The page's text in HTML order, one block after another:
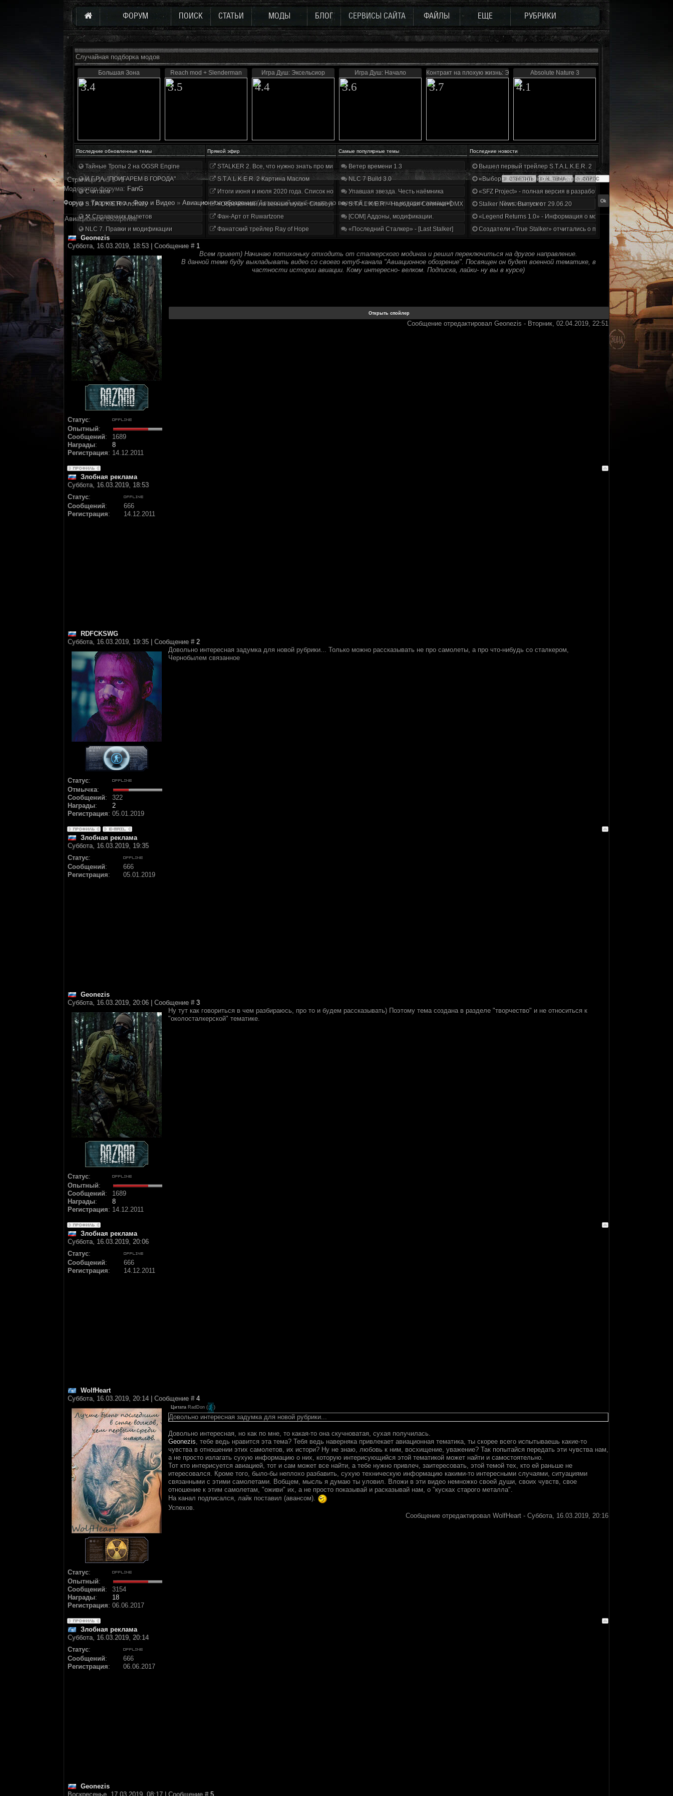
ФОРУМ ПОИСК СТАТЬИ МОДЫ БЛОГ СЕРВИСЫ САЙТА ФАЙЛЫ ЕЩЕ РУБРИКИ
Случайная подборка модов
Большая Зона
3.4
Reach mod + Slenderman
3.5
Игра Душ: Эксельсиор
4.4
Игра Душ: Начало
3.6
Контракт на плохую жизнь: Эффект бабочки
3.7
Absolute Nature 3
4.1
Последние обновленные темы Прямой эфир Самые популярные темы Последние новости
Тайные Тропы 2 на OGSR Engine
И.Г.Р.А. "ПОИГАРЕМ В ГОРОДА"
Считаем
S.T.A.L.K.E.R. Anomaly
⚒ Справочник вылетов
NLC 7. Правки и модификации
STALKER 2. Все, что нужно знать про мир, геймплей и сюжет | Разбор трейлера
S.T.A.L.K.E.R. 2 Картина Маслом
Итоги июня и июля 2020 года. Список нововведений
«Обречённый на вечные муки». Слабоумие и отвага
Фан-Арт от Ruwartzone
Фанатский трейлер Ray of Hope
Ветер времени 1.3
NLC 7 Build 3.0
Упавшая звезда. Честь наёмника
S.T.A.L.K.E.R. - Народная Солянка+DMX 1.3.5.ООП.МА.К.
[COM] Аддоны, модификации.
«Последний Сталкер» - [Last Stalker]
Вышел первый трейлер S.T.A.L.K.E.R. 2
«Выбор» - четвертый отчет о разработке!
«SFZ Project» - полная версия в разработке!
Stalker News. Выпуск от 29.06.20
«Legend Returns 1.0» - Информация о моде за июнь 2020
Создатели «True Stalker» отчитались о проделанной работе
Страница1из1
1
Модератор форума: FanG
Форум » Творчество » Фото и Видео » Авиационное обозрение (Авторский ютуб-канал по военной тематике и истории авиации)
Авиационное обозрение
Geonezis
Суббота, 16.03.2019, 18:53 | Сообщение # 1
Статус:
Опытный:
Сообщений:
1689
Награды:
8
Регистрация: 14.12.2011
Всем привет) Начинаю потихоньку отходить от сталкерского модинга и решил переключиться на другое направление.
В данной теме буду выкладывать видео со своего ютуб-канала "Авиационное обозрение". Посвящен он будет военной тематике, в
частности истории авиации. Кому интересно- велком. Подписка, лайки- ну вы в курсе)
Сообщение отредактировал Geonezis - Вторник, 02.04.2019, 22:51
Злобная реклама
Суббота, 16.03.2019, 18:53
Статус:
Сообщений:
666
Регистрация: 14.12.2011
RDFCKSWG
Суббота, 16.03.2019, 19:35 | Сообщение # 2
Статус:
Отмычка:
Сообщений:
322
Награды:
2
Регистрация: 05.01.2019
Довольно интересная задумка для новой рубрики... Только можно рассказывать не про самолеты, а про что-нибудь со сталкером,
Чернобылем связанное
Злобная реклама
Суббота, 16.03.2019, 19:35
Статус:
Сообщений:
666
Регистрация: 05.01.2019
Geonezis
Суббота, 16.03.2019, 20:06 | Сообщение # 3
Статус:
Опытный:
Сообщений:
1689
Награды:
8
Регистрация: 14.12.2011
Ну тут как говориться в чем разбираюсь, про то и будем рассказывать) Поэтому тема создана в разделе "творчество" и не относиться к
"околосталкерской" тематике.
Злобная реклама
Суббота, 16.03.2019, 20:06
Статус:
Сообщений:
666
Регистрация: 14.12.2011
WolfHeart
Суббота, 16.03.2019, 20:14 | Сообщение # 4
Статус:
Опытный:
Сообщений:
3154
Награды:
18
Регистрация: 06.06.2017
Цитата RadDon ( )
Довольно интересная задумка для новой рубрики...
Довольно интересная, но как по мне, то какая-то она скучноватая, сухая получилась.
Geonezis, тебе ведь нравится эта тема? Тебя ведь наверняка привлекает авиационная тематика, ты скорее всего испытываешь какие-то
чувства в отношении этих самолетов, их истори? Ну не знаю, любовь к ним, восхищение, уважение? Так попытайся передать эти чувства нам,
а не просто излагать сухую информацию о них, которую интерисующийся этой тематикой может найти и самостоятельно.
Тот кто интерисуется авиацией, тот и сам может все найти, а тебе нужно привлеч, заитересовать, этой темой тех, кто ей раньше не
итересовался. Кроме того, было-бы неплохо разбавить, сухую техническую информацию какими-то интересными случаями, ситуациями
связанными с этими самолетами. Вобщем, мысль я думаю ты уловил. Вложи в эти видео немножко своей души, своих чувств, свое
отношение к этим самолетам, "оживи" их, а не просто показывай и расказывай нам, о "кусках старого металла".
На канал подписался, лайк поставил (авансом).
Успехов.
Сообщение отредактировал WolfHeart - Суббота, 16.03.2019, 20:16
Злобная реклама
Суббота, 16.03.2019, 20:14
Статус:
Сообщений:
666
Регистрация: 06.06.2017
Geonezis
Воскресенье, 17.03.2019, 08:17 | Сообщение # 5